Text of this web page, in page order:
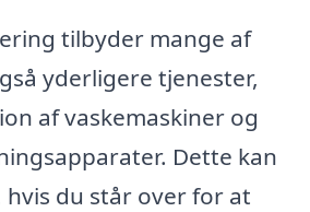
tilbyder mange af
yderligere tjenester,
af vaskemaskiner og
Dette kan
du står over for at